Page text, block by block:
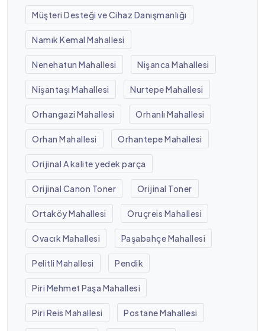
Müşteri Desteği ve Cihaz Danışmanlığı
Namık Kemal Mahallesi
Nenehatun Mahallesi Nişanca Mahallesi
Nişantaşı Mahallesi Nurtepe Mahallesi
Orhangazi Mahallesi Orhanlı Mahallesi
Orhan Mahallesi Orhantepe Mahallesi
Orijinal A kalite yedek parça
Orijinal Canon Toner Orijinal Toner
Ortaköy Mahallesi Oruçreis Mahallesi
Ovacık Mahallesi Paşabahçe Mahallesi
Pelitli Mahallesi Pendik
Piri Mehmet Paşa Mahallesi
Piri Reis Mahallesi Postane Mahallesi